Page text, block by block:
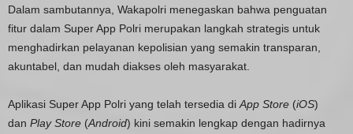
Dalam sambutannya, Wakapolri menegaskan bahwa penguatan
fitur dalam Super App Polri merupakan langkah strategis untuk
menghadirkan pelayanan kepolisian yang semakin transparan,
akuntabel, dan mudah diakses oleh masyarakat.
Aplikasi Super App Polri yang telah tersedia di App Store (iOS)
dan Play Store (Android) kini semakin lengkap dengan hadirnya